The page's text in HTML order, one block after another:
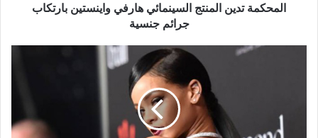
المحكمة تدين المنتج السينمائي هارفي واينستين بارتكاب
جرائم جنسية
الوفاء..